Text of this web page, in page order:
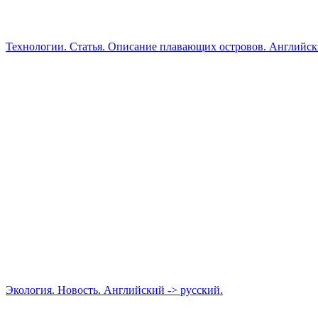
Технологии. Статья. Описание плавающих островов.
Экология. Новость. Английский -> русский.